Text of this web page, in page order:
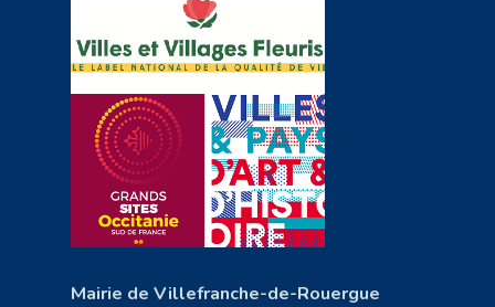
Mairie de Villefranche-de-Rouergue